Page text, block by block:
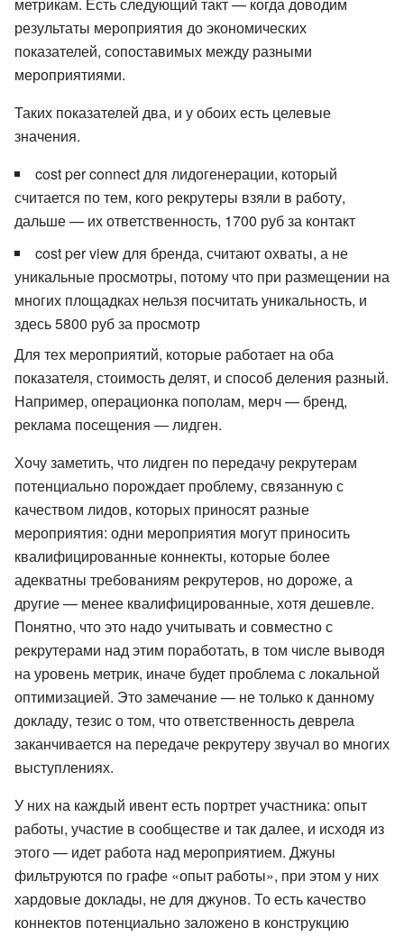
результаты мероприятия до экономических
показателей, сопоставимых между разными
мероприятиями.
Таких показателей два, и у обоих есть целевые
значения.
cost per connect для лидогенерации, который
считается по тем, кого рекрутеры взяли в работу,
дальше — их ответственность, 1700 руб за контакт
cost per view для бренда, считают охваты, а не
уникальные просмотры, потому что при размещении на
многих площадках нельзя посчитать уникальность, и
здесь 5800 руб за просмотр
Для тех мероприятий, которые работает на оба
показателя, стоимость делят, и способ деления разный.
Например, операционка пополам, мерч — бренд,
реклама посещения — лидген.
Хочу заметить, что лидген по передачу рекрутерам
потенциально порождает проблему, связанную с
качеством лидов, которых приносят разные
мероприятия: одни мероприятия могут приносить
квалифицированные коннекты, которые более
адекватны требованиям рекрутеров, но дороже, а
другие — менее квалифицированные, хотя дешевле.
Понятно, что это надо учитывать и совместно с
рекрутерами над этим поработать, в том числе выводя
на уровень метрик, иначе будет проблема с локальной
оптимизацией. Это замечание — не только к данному
докладу, тезис о том, что ответственность деврела
заканчивается на передаче рекрутеру звучал во многих
выступлениях.
У них на каждый ивент есть портрет участника: опыт
работы, участие в сообществе и так далее, и исходя из
этого — идет работа над мероприятием. Джуны
фильтруются по графе «опыт работы», при этом у них
хардовые доклады, не для джунов. То есть качество
коннектов потенциально заложено в конструкцию